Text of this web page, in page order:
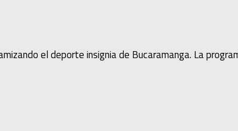
el deporte insignia de Bucaramanga. La